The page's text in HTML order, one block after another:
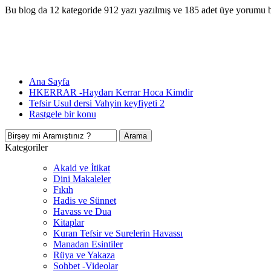
Bu blog da 12 kategoride 912 yazı yazılmış ve 185 adet üye yorumu
Ana Sayfa
HKERRAR -Haydarı Kerrar Hoca Kimdir
Tefsir Usul dersi Vahyin keyfiyeti 2
Rastgele bir konu
Kategoriler
Akaid ve İtikat
Dini Makaleler
Fıkıh
Hadis ve Sünnet
Havass ve Dua
Kitaplar
Kuran Tefsir ve Surelerin Havassı
Manadan Esintiler
Rüya ve Yakaza
Sohbet -Videolar